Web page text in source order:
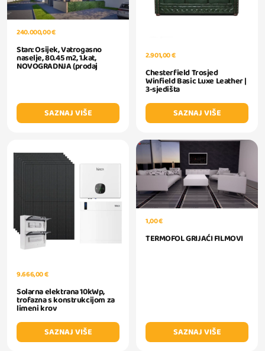
240.000,00 €
Stan: Osijek, Vatrogasno
naselje, 80.45 m2, 1.kat,
NOVOGRADNJA (prodaj
SAZNAJ VIŠE
2.901,00 €
Chesterfield Trosjed
Winfield Basic Luxe Leather |
3-sjedišta
SAZNAJ VIŠE
9.666,00 €
Solarna elektrana 10kWp,
trofazna s konstrukcijom za
limeni krov
SAZNAJ VIŠE
1,00 €
TERMOFOL GRIJAĆI FILMOVI
SAZNAJ VIŠE